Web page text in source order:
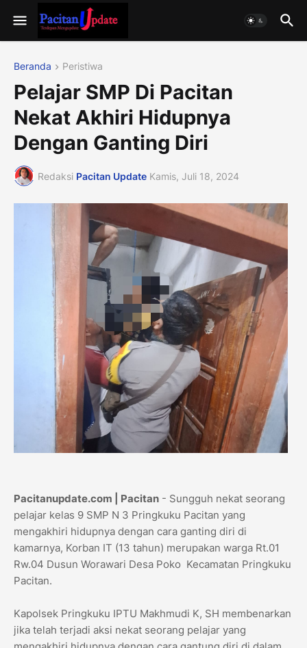
Beranda Peristiwa
Pelajar SMP Di Pacitan
Nekat Akhiri Hidupnya
Dengan Ganting Diri
Redaksi Pacitan Update Kamis, Juli 18, 2024
Pacitanupdate.com | Pacitan - Sungguh nekat seorang
pelajar kelas 9 SMP N 3 Pringkuku Pacitan yang
mengakhiri hidupnya dengan cara ganting diri di
kamarnya, Korban IT (13 tahun) merupakan warga Rt.01
Rw.04 Dusun Worawari Desa Poko Kecamatan Pringkuku
Pacitan.
Kapolsek Pringkuku IPTU Makhmudi K, SH membenarkan
jika telah terjadi aksi nekat seorang pelajar yang